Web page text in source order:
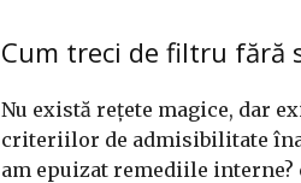
Cum treci de filtru fără
Nu există rețete magice, dar
criteriilor de admisibilitate
am epuizat remediile